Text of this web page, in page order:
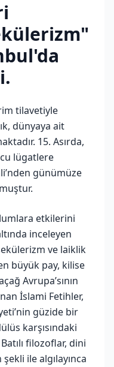
tilavetiyle
dünyaya ait
15. Asırda,
lügatlere
günümüze
etkilerini
inceleyen
ve laiklik
büyük pay, kilise
Avrupa’sının
İslami Fetihler,
güzide bir
karşısındaki
filozoflar, dini
ile algılayınca